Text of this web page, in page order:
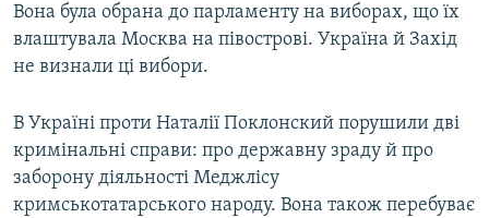
Вона була обрана до парламенту на виборах, що їх
влаштувала Москва на півострові. Україна й Захід
не визнали ці вибори.
В Україні проти Наталії Поклонский порушили дві
кримінальні справи: про державну зраду й про
заборону діяльності Меджлісу
кримськотатарського народу. Вона також перебуває